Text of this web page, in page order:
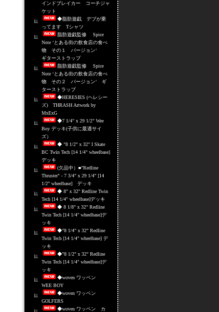
インドブレイカー コーチジャ
ケット
◆脂肪遊戯 デブが乗
ってます Tシャツ
脂肪遊戯監修 Spice
Note ‘とある街の飲食店の食べ
物 その１ バージョン‘
ギターストラップ
脂肪遊戯監修 Spice
Note ‘とある街の飲食店の食べ
物 その２ バージョン‘ ギ
ターストラップ
◆HERESIES (ヘレシー
ズ) THRASH Artwork by
MxExG
◆7 1/4" x 29 1/2" Wee
Boy デッキ(子供に最適サイ
ズ）
◆ "8 1/2" x 32" I Skate
BC Twin Tech [14 1/4" wheelbase]
デッキ
(欠品中）■"Redline
Thruster" - 7 3/4" x 29 1/4" [14
1/2" wheelbase] デッキ
◆ 8" x 32" Redline Twin
Tech [14 1/4" wheelbase]デッキ
◆ 8 1/8" x 32" Redline
Twin Tech [14 1/4" wheelbase]デ
ッキ
◆"8 1/4" x 32" Redline
Twin Tech [14 1/4" wheelbase] デ
ッキ
◆"8 1/2" x 32" Redline
Twin Tech [14 1/4" wheelbase]デ
ッキ
◆woven ワッペン
WEE BOY
◆woven ワッペン
GOLFERS
◆woven ワッペン カ